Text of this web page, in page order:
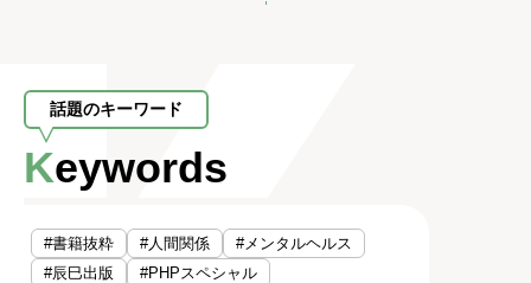
話題のキーワード
Keywords
#書籍抜粋 #人間関係
#メンタルヘルス
#辰巳出版
#PHPスペシャル